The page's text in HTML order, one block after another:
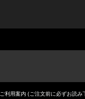
ご利用案内 (ご注文前に必ずお読み